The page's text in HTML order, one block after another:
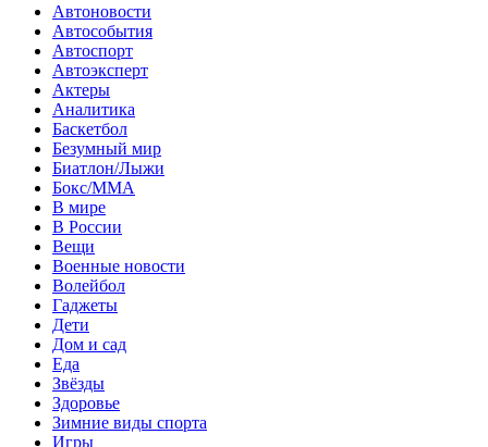
Автоновости
Автособытия
Автоспорт
Автоэксперт
Актеры
Аналитика
Баскетбол
Безумный мир
Биатлон/Лыжи
Бокс/MMA
В мире
В России
Вещи
Военные новости
Волейбол
Гаджеты
Дети
Дом и сад
Еда
Звёзды
Здоровье
Зимние виды спорта
Игры